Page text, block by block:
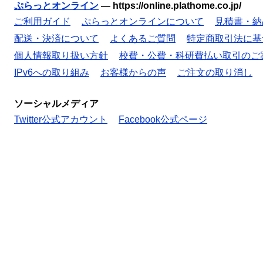
ぷらっとオンライン — https://online.plathome.co.jp/
ご利用ガイド
ぷらっとオンラインについて
見積書・
配送・決済について
よくあるご質問
特定商取引法に
個人情報取り扱い方針
校費・公費・科研費払い取引のご
IPv6への取り組み
お客様からの声 ご注文の取り消し
ソーシャルメディア
Twitter公式アカウント
Facebook公式ページ